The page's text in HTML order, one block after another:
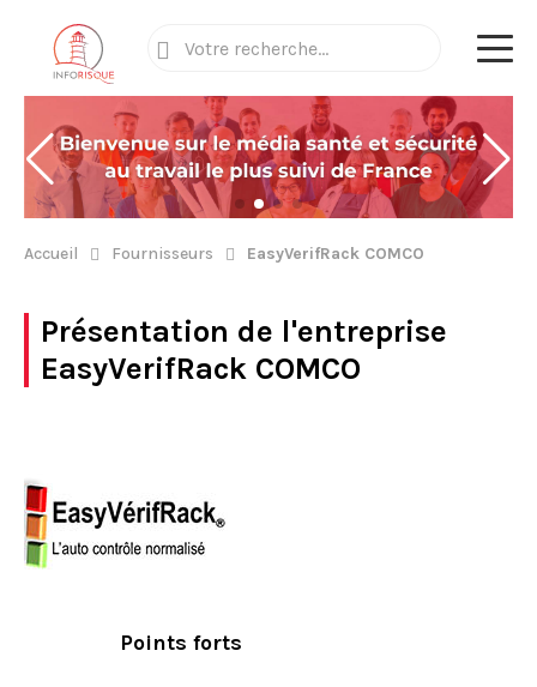
Accueil Fournisseurs EasyVerifRack COMCO
Présentation de l'entreprise
EasyVerifRack COMCO
Points forts